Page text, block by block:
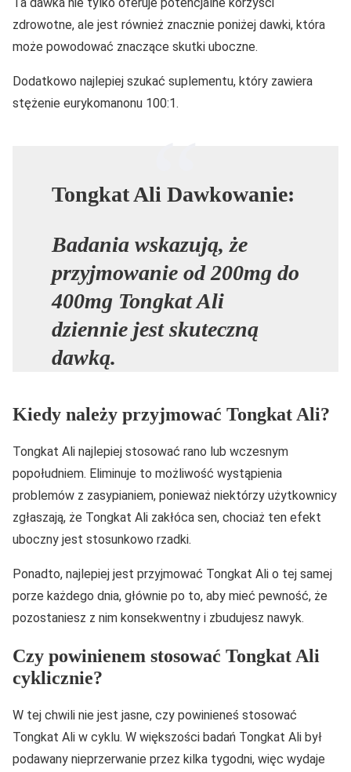
zdrowotne, ale jest również znacznie poniżej dawki, która
może powodować znaczące skutki uboczne.
Dodatkowo najlepiej szukać suplementu, który zawiera
stężenie eurykomanonu 100:1.
Tongkat Ali Dawkowanie:
Badania wskazują, że
przyjmowanie od 200mg do
400mg Tongkat Ali
dziennie jest skuteczną
dawką.
Kiedy należy przyjmować Tongkat Ali?
Tongkat Ali najlepiej stosować rano lub wczesnym
popołudniem. Eliminuje to możliwość wystąpienia
problemów z zasypianiem, ponieważ niektórzy użytkownicy
zgłaszają, że Tongkat Ali zakłóca sen, chociaż ten efekt
uboczny jest stosunkowo rzadki.
Ponadto, najlepiej jest przyjmować Tongkat Ali o tej samej
porze każdego dnia, głównie po to, aby mieć pewność, że
pozostaniesz z nim konsekwentny i zbudujesz nawyk.
Czy powinienem stosować Tongkat Ali
cyklicznie?
W tej chwili nie jest jasne, czy powinieneś stosować
Tongkat Ali w cyklu. W większości badań Tongkat Ali był
podawany nieprzerwanie przez kilka tygodni, więc wydaje